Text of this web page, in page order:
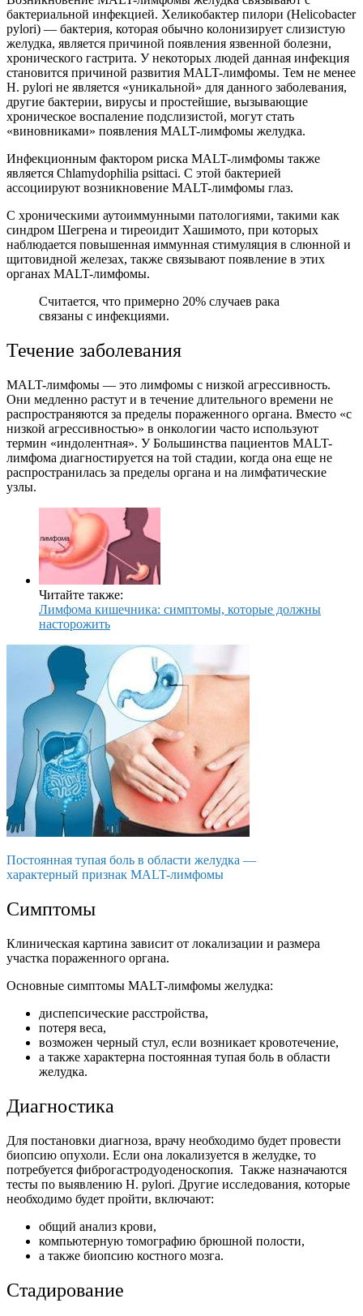
бактериальной инфекцией. Хеликобактер пилори (Helicobacter
pylori) — бактерия, которая обычно колонизирует слизистую
желудка, является причиной появления язвенной болезни,
хронического гастрита. У некоторых людей данная инфекция
становится причиной развития MALT-лимфомы. Тем не менее
H. pylori не является «уникальной» для данного заболевания,
другие бактерии, вирусы и простейшие, вызывающие
хроническое воспаление подслизистой, могут стать
«виновниками» появления MALT-лимфомы желудка.
Инфекционным фактором риска MALT-лимфомы также
является Chlamydophilia psittaci. С этой бактерией
ассоциируют возникновение MALT-лимфомы глаз.
С хроническими аутоиммунными патологиями, такими как
синдром Шегрена и тиреоидит Хашимото, при которых
наблюдается повышенная иммунная стимуляция в слюнной и
щитовидной железах, также связывают появление в этих
органах MALT-лимфомы.
Считается, что примерно 20% случаев рака
связаны с инфекциями.
Течение заболевания
MALT-лимфомы — это лимфомы с низкой агрессивность.
Они медленно растут и в течение длительного времени не
распространяются за пределы пораженного органа. Вместо «с
низкой агрессивностью» в онкологии часто используют
термин «индолентная». У Большинства пациентов MALT-
лимфома диагностируется на той стадии, когда она еще не
распространилась за пределы органа и на лимфатические
узлы.
Читайте также:
Лимфома кишечника: симптомы, которые должны
насторожить
Постоянная тупая боль в области желудка —
характерный признак MALT-лимфомы
Симптомы
Клиническая картина зависит от локализации и размера
участка пораженного органа.
Основные симптомы MALT-лимфомы желудка:
диспепсические расстройства,
потеря веса,
возможен черный стул, если возникает кровотечение,
а также характерна постоянная тупая боль в области
желудка.
Диагностика
Для постановки диагноза, врачу необходимо будет провести
биопсию опухоли. Если она локализуется в желудке, то
потребуется фиброгастродуоденоскопия. Также назначаются
тесты по выявлению H. pylori. Другие исследования, которые
необходимо будет пройти, включают:
общий анализ крови,
компьютерную томографию брюшной полости,
а также биопсию костного мозга.
Стадирование